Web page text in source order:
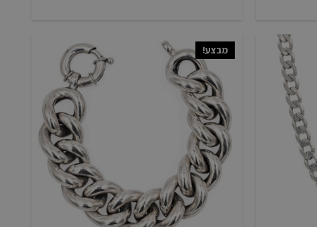
מבצע!